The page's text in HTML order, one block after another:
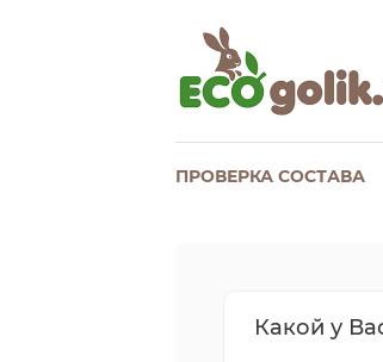
ПРОВЕРКА СОСТАВА
Какой у